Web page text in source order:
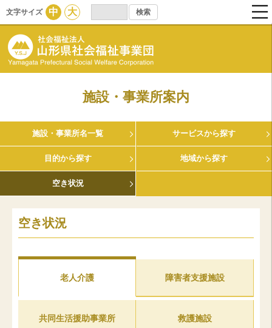
文字サイズ 中 大
施設・事業所案内
施設・事業所名一覧 サービスから探す
目的から探す 地域から探す
空き状況
空き状況
老人介護 障害者支援施設
共同生活援助事業所 救護施設